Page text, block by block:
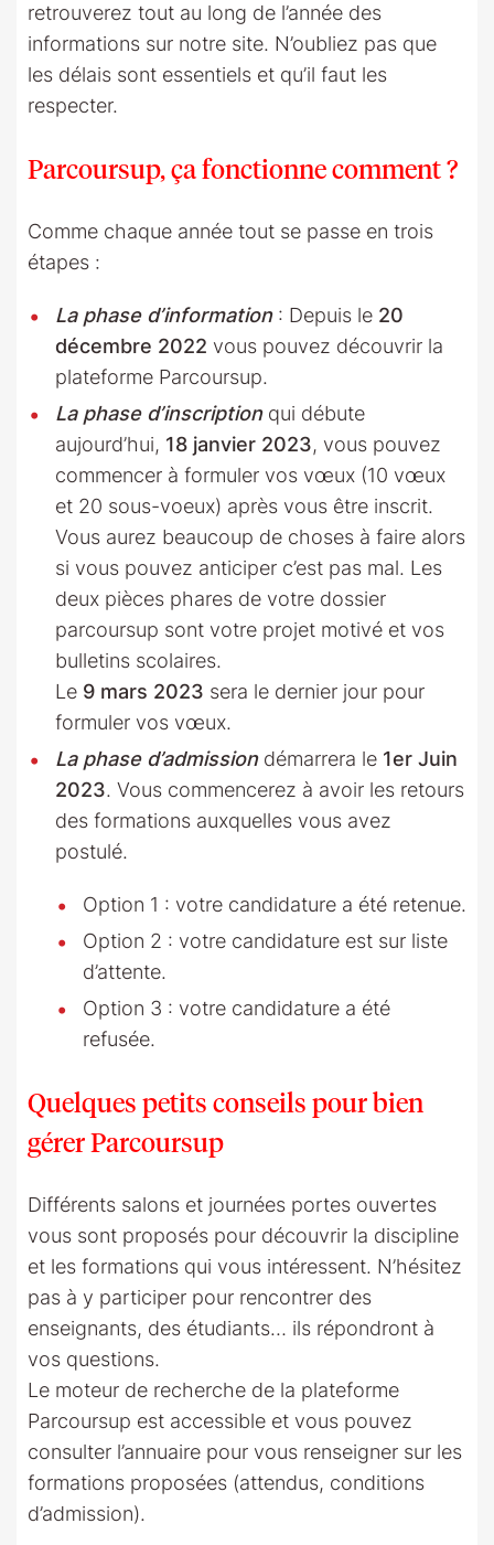
retrouverez tout au long de l’année des
informations sur notre site. N’oubliez pas que
les délais sont essentiels et qu’il faut les
respecter.
Parcoursup, ça fonctionne comment ?
Comme chaque année tout se passe en trois
étapes :
La phase d’information: Depuis le 20
décembre 2022 vous pouvez découvrir la
plateforme Parcoursup.
La phase d’inscriptionqui débute
aujourd’hui, 18 janvier 2023, vous pouvez
commencer à formuler vos vœux (10 vœux
et 20 sous-voeux) après vous être inscrit.
Vous aurez beaucoup de choses à faire alors
si vous pouvez anticiper c’est pas mal. Les
deux pièces phares de votre dossier
parcoursup sont votre projet motivé et vos
bulletins scolaires.
Le 9 mars 2023 sera le dernier jour pour
formuler vos vœux.
La phase d’admissiondémarrera le 1er Juin
2023. Vous commencerez à avoir les retours
des formations auxquelles vous avez
postulé.
Option 1 : votre candidature a été retenue.
Option 2 : votre candidature est sur liste
d’attente.
Option 3 : votre candidature a été
refusée.
Quelques petits conseils pour bien
gérer Parcoursup
Différents salons et journées portes ouvertes
vous sont proposés pour découvrir la discipline
et les formations qui vous intéressent. N’hésitez
pas à y participer pour rencontrer des
enseignants, des étudiants… ils répondront à
vos questions.
Le moteur de recherche de la plateforme
Parcoursup est accessible et vous pouvez
consulter l’annuaire pour vous renseigner sur les
formations proposées (attendus, conditions
d’admission).